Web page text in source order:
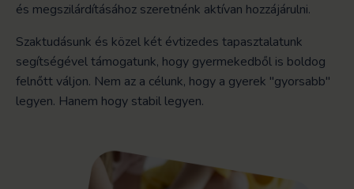
és megszilárdításához szeretnénk aktívan hozzájárulni.
Szaktudásunk és közel két évtizedes tapasztalatunk
segítségével támogatunk, hogy gyermekedből is boldog
felnőtt váljon. Nem az a célunk, hogy a gyerek "gyorsabb"
legyen. Hanem hogy stabil legyen.